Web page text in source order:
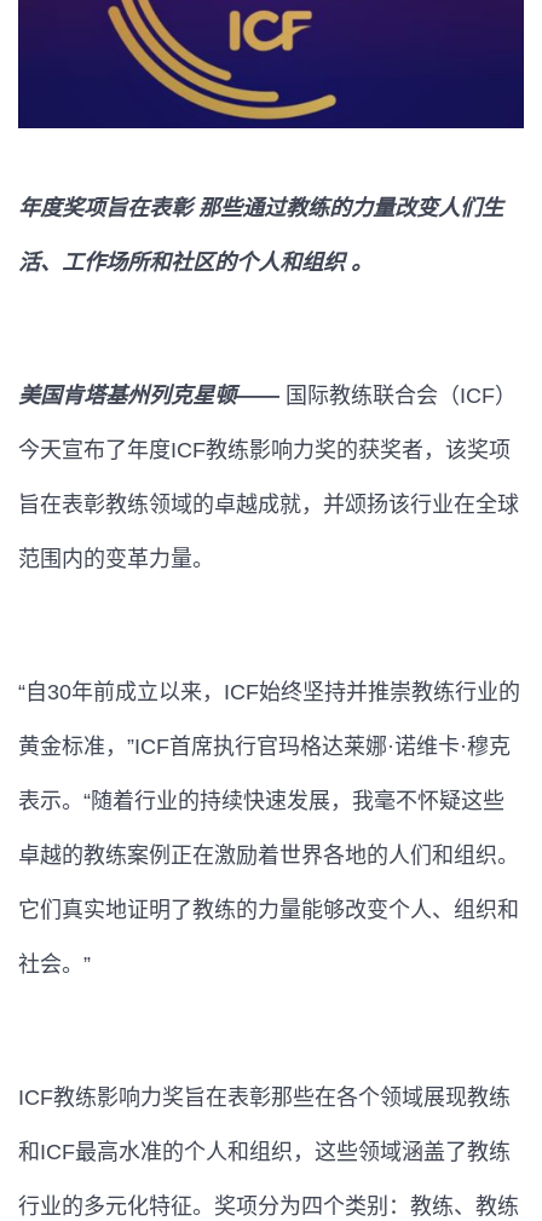
年度奖项旨在表彰那些通过教练的力量改变人们生
活、工作场所和社区的个人和组织 。
美国肯塔基州列克星顿—— 国际教练联合会（ICF）
今天宣布了年度ICF教练影响力奖的获奖者，该奖项
旨在表彰教练领域的卓越成就，并颂扬该行业在全球
范围内的变革力量。
“自30年前成立以来，ICF始终坚持并推崇教练行业的
黄金标准，”ICF首席执行官玛格达莱娜·诺维卡·穆克
表示。“随着行业的持续快速发展，我毫不怀疑这些
卓越的教练案例正在激励着世界各地的人们和组织。
它们真实地证明了教练的力量能够改变个人、组织和
社会。”
ICF教练影响力奖旨在表彰那些在各个领域展现教练
和ICF最高水准的个人和组织，这些领域涵盖了教练
行业的多元化特征。奖项分为四个类别：教练、教练